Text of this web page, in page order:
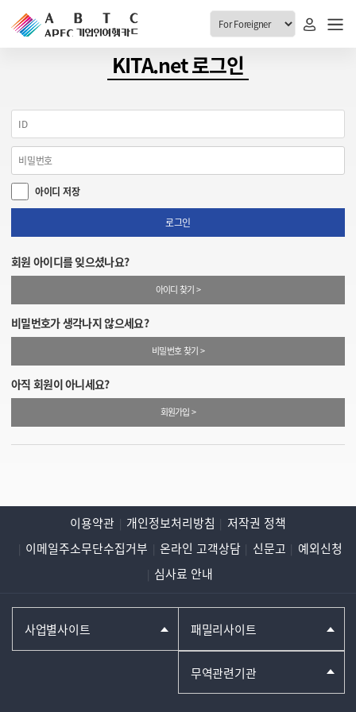
ABTC 전체메뉴
안내
ABTC 제도 소개
VABTC 안내
발급 자격요건
취소/반납 안내
신청
취소
신청진행 현황
소지자 현황
고객센터
1:1 문의
KITA.net 로그인
아이디 저장
로그인
회원 아이디를 잊으셨나요?
아이디 찾기 >
비밀번호가 생각나지 않으세요?
비밀번호 찾기 >
아직 회원이 아니세요?
회원가입 >
이용약관 개인정보처리방침
저작권 정책
이메일주소무단수집거부
온라인 고객상담 신문고
예외신청
심사료 안내
사업별사이트 패밀리사이트
무역관련기관